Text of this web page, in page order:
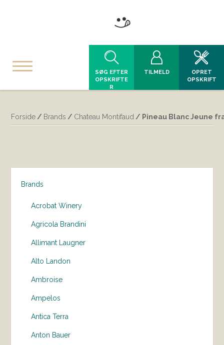
SØG EFTER
OPSKRIFTE
R
TILMELD
OPRET
OPSKRIFT
Forside / Brands / Chateau Montifaud / Pineau Blanc Jeune
Brands
Acrobat Winery
Agricola Brandini
Allimant Laugner
Alto Landon
Ambroise
Ampelos
Antica Terra
Anton Bauer